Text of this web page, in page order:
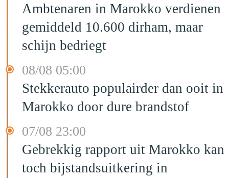
Ambtenaren in Marokko verdienen
gemiddeld 10.600 dirham, maar
schijn bedriegt
08/08 05:00
Stekkerauto populairder dan ooit in
Marokko door dure brandstof
07/08 23:00
Gebrekkig rapport uit Marokko kan
toch bijstandsuitkering in